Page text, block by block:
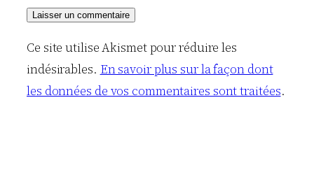
Ce site utilise Akismet pour réduire les
indésirables. En savoir plus sur la façon dont
les données de vos commentaires sont traitées.